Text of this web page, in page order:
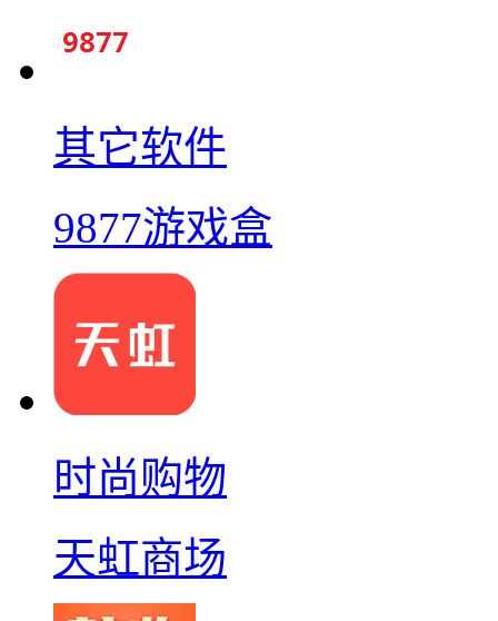
其它软件
9877游戏盒
时尚购物
天虹商场